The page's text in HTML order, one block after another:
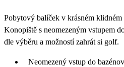
Pobytový balíček v krásném klidném
Konopiště s neomezeným vstupem
dle výběru a možností zahrát si golf.
Neomezený vstup do